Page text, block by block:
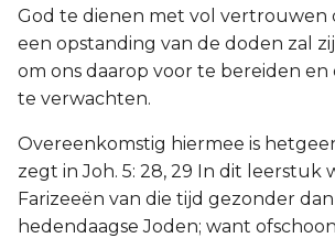
God te dienen met vol vertrouwen
een opstanding van de doden zal
om ons daarop voor te bereiden en
te verwachten.
Overeenkomstig hiermee is
zegt in Joh. 5: 28, 29 In dit leerstuk
Farizeeën van die tijd gezonder
hedendaagse Joden; want